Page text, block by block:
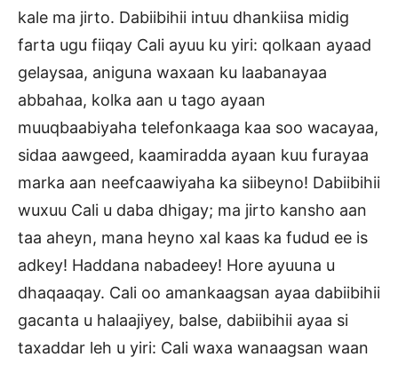
kale ma jirto. Dabiibihii intuu dhankiisa midig
farta ugu fiiqay Cali ayuu ku yiri: qolkaan ayaad
gelaysaa, aniguna waxaan ku laabanayaa
abbahaa, kolka aan u tago ayaan
muuqbaabiyaha telefonkaaga kaa soo wacayaa,
sidaa aawgeed, kaamiradda ayaan kuu furayaa
marka aan neefcaawiyaha ka siibeyno! Dabiibihii
wuxuu Cali u daba dhigay; ma jirto kansho aan
taa aheyn, mana heyno xal kaas ka fudud ee is
adkey! Haddana nabadeey! Hore ayuuna u
dhaqaaqay. Cali oo amankaagsan ayaa dabiibihii
gacanta u halaajiyey, balse, dabiibihii ayaa si
taxaddar leh u yiri: Cali waxa wanaagsan waan